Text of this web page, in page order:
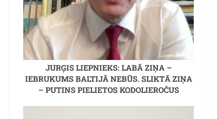
JURĢIS LIEPNIEKS: LABĀ ZIŅA –
IEBRUKUMS BALTIJĀ NEBŪS. SLIKTĀ ZIŅA
– PUTINS PIELIETOS KODOLIEROČUS